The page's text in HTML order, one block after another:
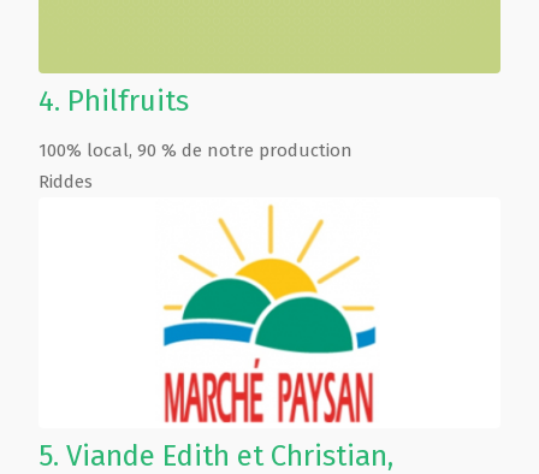
4. Philfruits
100% local, 90 % de notre production
Riddes
5. Viande Edith et Christian,